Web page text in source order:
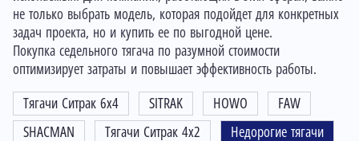
не только выбрать модель, которая подойдет для конкретных
задач проекта, но и купить ее по выгодной цене.
Покупка седельного тягача по разумной стоимости
оптимизирует затраты и повышает эффективность работы.
Тягачи Ситрак 6x4 SITRAK HOWO
FAW
SHACMAN
Тягачи Ситрак 4x2 Недорогие тягачи